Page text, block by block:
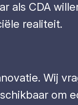
als CDA
realiteit.
Wij
om